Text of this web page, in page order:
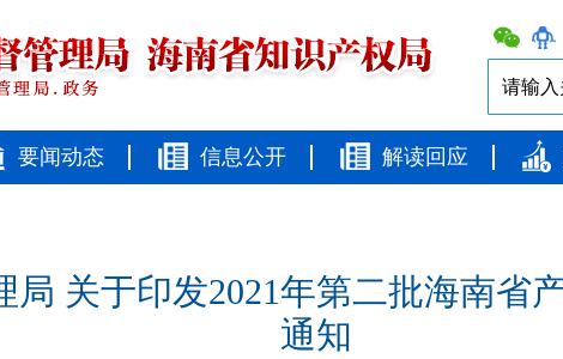
要闻动态 信息公开 解读回应
局 关于印发2021年第二批海南省
通知